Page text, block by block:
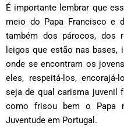
É importante lembrar que
meio do Papa Francisco e
também dos párocos, dos
leigos que estão nas
onde se encontram os
eles, respeitá-los,
seja de qual carisma juvenil
como frisou bem o Papa
Juventude em Portugal.